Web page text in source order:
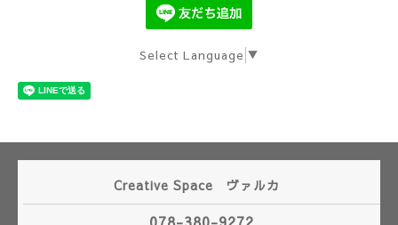
Select Language ▼
Creative Space ヴァルカ